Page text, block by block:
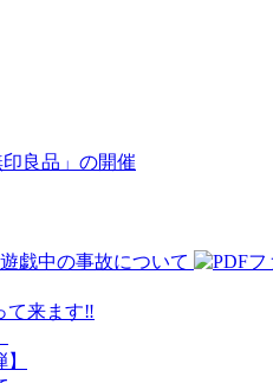
良品」の開催
戯中の事故について
て来ます‼